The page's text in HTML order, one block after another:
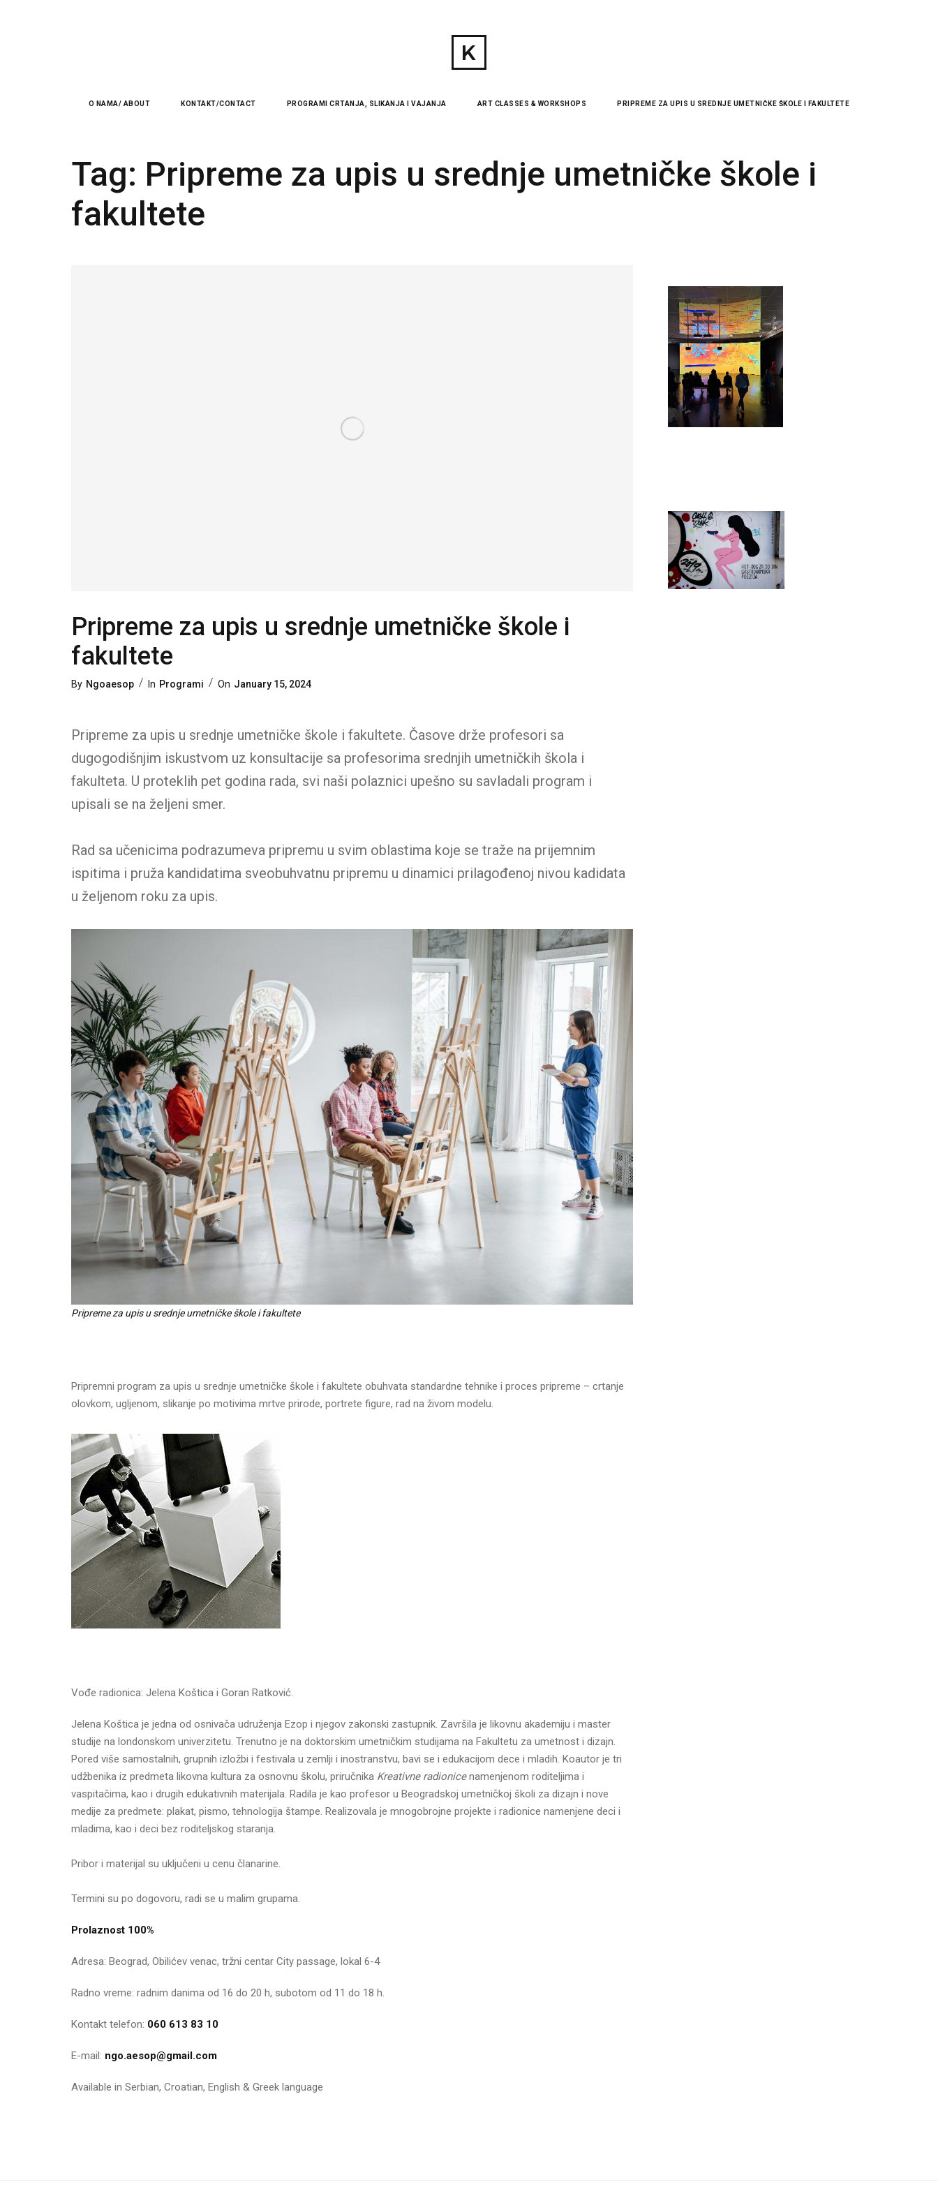
O NAMA/ ABOUT KONTAKT/CONTACT PROGRAMI CRTANJA, SLIKANJA I VAJANJA ART CLASSES & WORKSHOPS PRIPREME ZA UPIS U SREDNJE UMETNIČKE ŠKOLE I FAKULTETE
Tag: Pripreme za upis u srednje umetničke škole i
fakultete
Pripreme za upis u srednje umetničke škole i
fakultete
By Ngoaesop Categories
In Programi
Posted
On January 15, 2024
Pripreme za upis u srednje umetničke škole i fakultete. Časove drže profesori sa
dugogodišnjim iskustvom uz konsultacije sa profesorima srednjih umetničkih škola i
fakulteta. U proteklih pet godina rada, svi naši polaznici upešno su savladali program i
upisali se na željeni smer.
Rad sa učenicima podrazumeva pripremu u svim oblastima koje se traže na prijemnim
ispitima i pruža kandidatima sveobuhvatnu pripremu u dinamici prilagođenoj nivou kadidata
u željenom roku za upis.
Pripreme za upis u srednje umetničke škole i fakultete
Pripremni program za upis u srednje umetničke škole i fakultete obuhvata standardne tehnike i proces pripreme – crtanje
olovkom, ugljenom, slikanje po motivima mrtve prirode, portrete figure, rad na živom modelu.
Vođe radionica: Jelena Koštica i Goran Ratković.
Jelena Koštica je jedna od osnivača udruženja Ezop i njegov zakonski zastupnik. Završila je likovnu akademiju i master
studije na londonskom univerzitetu. Trenutno je na doktorskim umetničkim studijama na Fakultetu za umetnost i dizajn.
Pored više samostalnih, grupnih izložbi i festivala u zemlji i inostranstvu, bavi se i edukacijom dece i mladih. Koautor je tri
udžbenika iz predmeta likovna kultura za osnovnu školu, priručnika Kreativne radionicenamenjenom roditeljima i
vaspitačima, kao i drugih edukativnih materijala. Radila je kao profesor u Beogradskoj umetničkoj školi za dizajn i nove
medije za predmete: plakat, pismo, tehnologija štampe. Realizovala je mnogobrojne projekte i radionice namenjene deci i
mladima, kao i deci bez roditeljskog staranja.
Pribor i materijal su uključeni u cenu članarine.
Termini su po dogovoru, radi se u malim grupama.
Prolaznost 100%
Adresa: Beograd, Obilićev venac, tržni centar City passage, lokal 6-4
Radno vreme: radnim danima od 16 do 20 h, subotom od 11 do 18 h.
Kontakt telefon: 060 613 83 10
E-mail: ngo.aesop@gmail.com
Available in Serbian, Croatian, English & Greek language